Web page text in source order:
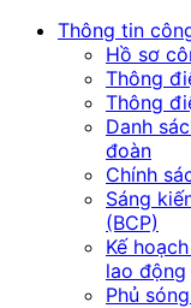
Thông tin
Hồ sơ
Thông
Thông
Danh
đoàn
Chính
Sáng
(BCP)
Kế
lao động
Phủ